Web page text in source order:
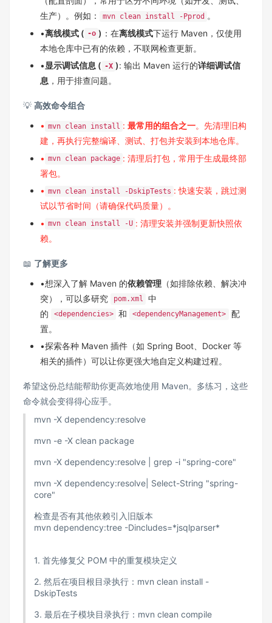
生产）。例如：
mvn clean install -Pprod 。
•​​离线模式 ( -o )​ ​：在​​离线模式​​下运行 Maven，仅使用
本地仓库中已有的依赖，不联网检查更新。
•​​显示调试信息 ( -X )​​: 输出 Maven 运行的​​详细调试信
息​ ​，用于排查问题。
💡 ​ ​高效命令组合​
• mvn clean install : ​​最常用的组合之一​​。先清理旧构
建，再执行完整编译、测试、打包并安装到本地仓库。
• mvn clean package : 清理后打包，常用于生成最终部
署包。
• mvn clean install -DskipTests : 快速安装，跳过测
试以节省时间（请确保代码质量）。
• mvn clean install -U : 清理安装并强制更新快照依
赖。
📖 ​ ​了解更多​
•想深入了解 Maven 的​​依赖管理​ ​（如排除依赖、解决冲
突），可以多研究
pom.xml
中
的
<dependencies> 和 <dependencyManagement>
配
置。
•探索各种 Maven 插件（如 Spring Boot、Docker 等
相关的插件）可以让你更强大地自定义构建过程。
希望这份总结能帮助你更高效地使用 Maven。多练习，这些
命令就会变得得心应手。
mvn -X dependency:resolve
mvn -e -X clean package
mvn -X dependency:resolve | grep -i "spring-core"
mvn -X dependency:resolve| Select-String "spring-
core"
检查是否有其他依赖引入旧版本
mvn dependency:tree -Dincludes=*jsqlparser*
1. 首先修复父 POM 中的重复模块定义
2. 然后在项目根目录执行：mvn clean install -
DskipTests
3. 最后在子模块目录执行：mvn clean compile